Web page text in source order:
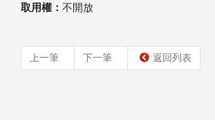
取用權： 不開放
上一筆 下一筆 返回列表